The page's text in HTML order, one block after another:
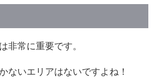
非常に重要です。
ないエリアはないですよね！